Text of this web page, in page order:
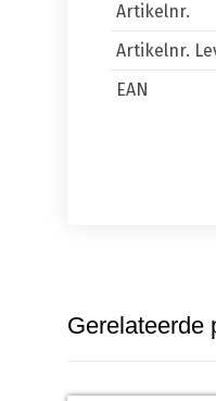
Artikelnr.
Artikelnr.
EAN
Gerelateerde